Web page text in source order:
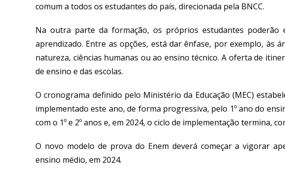
comum a todos os estudantes do país, direcionada pela BNCC.
Na outra parte da formação, os próprios estudantes
aprendizado. Entre as opções, está dar ênfase, por exemplo, às
natureza, ciências humanas ou ao ensino técnico. A oferta de
de ensino e das escolas.
O cronograma definido pelo Ministério da Educação (MEC)
implementado este ano, de forma progressiva, pelo 1º ano do
com o 1º e 2º anos e, em 2024, o ciclo de implementação termina,
O novo modelo de prova do Enem deverá começar a vigorar
ensino médio, em 2024.